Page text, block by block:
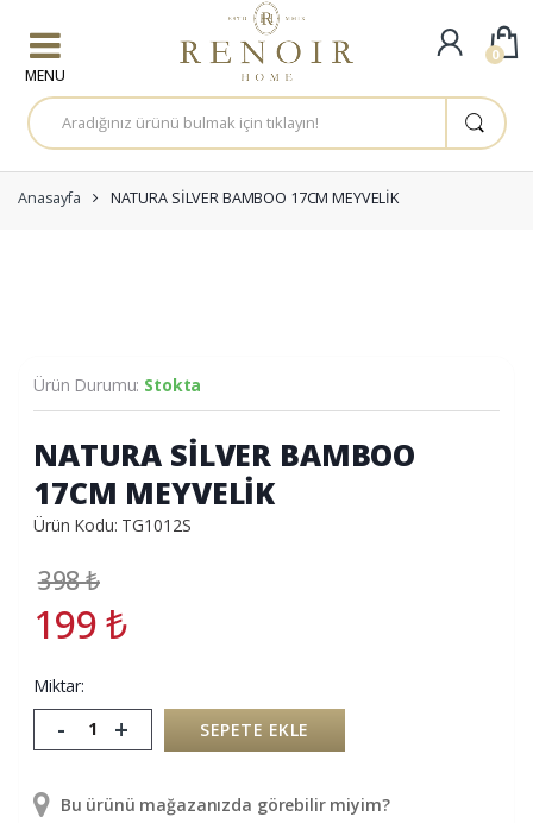
A
r
a
a
:
Anasayfa NATURA SİLVER BAMBOO 17CM MEYVELİK
Ürün Durumu: Stokta
NATURA SİLVER BAMBOO
17CM MEYVELİK
Ürün Kodu: TG1012S
398₺
199₺
Miktar:
- + SEPETE EKLE
Bu ürünü mağazanızda görebilir miyim?
0